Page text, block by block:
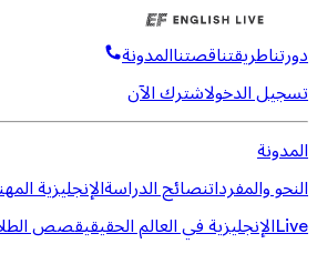
دورتناطريقتناقصتناالمدونة
تسجيل الدخولاشترك الآن
المدونة
النحو والمفرداتنصائح الدراسةالإنجليزية
Liveالإنجليزية في العالم الحقيقيقصص